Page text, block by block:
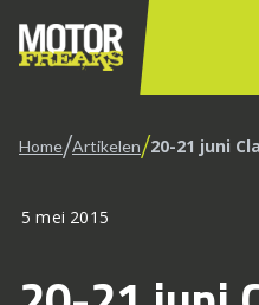
Home/Artikelen/20-21 juni
5 mei 2015